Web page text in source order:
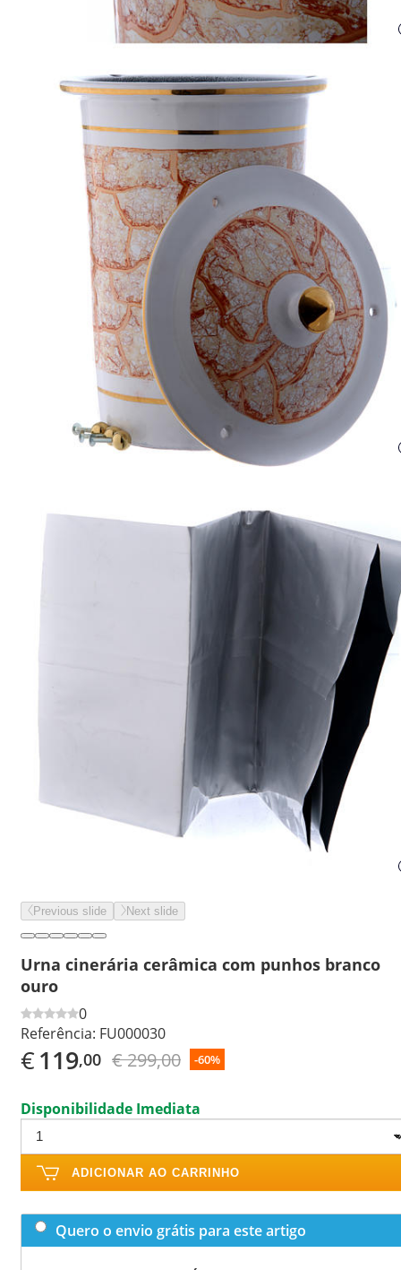
Previous slide Next slide
Urna cinerária cerâmica com punhos branco
ouro
0
Referência: FU000030
€119,00 € 299,00 -60%
Disponibilidade Imediata
ADICIONAR AO CARRINHO
Quero o envio grátis para este artigo